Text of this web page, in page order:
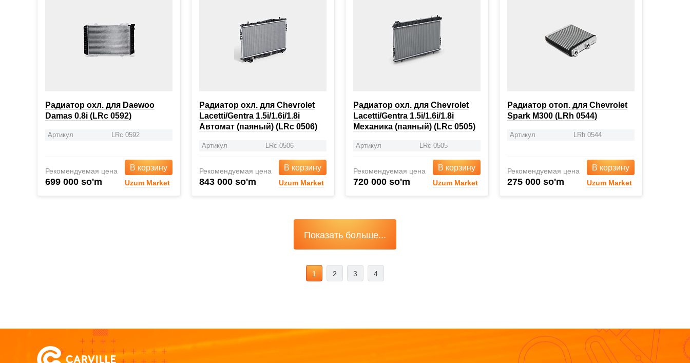
Радиатор охл. для Daewoo
Damas 0.8i (LRc 0592)
Артикул LRc 0592
Рекомендуемая цена
699 000 so'm
В корзину
Uzum Market
Радиатор охл. для Chevrolet
Lacetti/Gentra 1.5i/1.6i/1.8i
Aвтомат (паяный) (LRc 0506)
Артикул LRc 0506
Рекомендуемая цена
843 000 so'm
В корзину
Uzum Market
Радиатор охл. для Chevrolet
Lacetti/Gentra 1.5i/1.6i/1.8i
Mеханика (паяный) (LRc 0505)
Артикул LRc 0505
Рекомендуемая цена
720 000 so'm
В корзину
Uzum Market
Радиатор отоп. для Chevrolet
Spark M300 (LRh 0544)
Артикул LRh 0544
Рекомендуемая цена
275 000 so'm
В корзину
Uzum Market
Показать больше...
1 2 3 4